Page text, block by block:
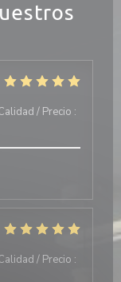
/ Precio :
/ Precio :